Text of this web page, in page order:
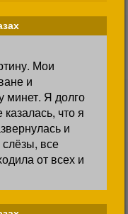
Мои
и
минет. Я долго
что я
и
все
от всех и